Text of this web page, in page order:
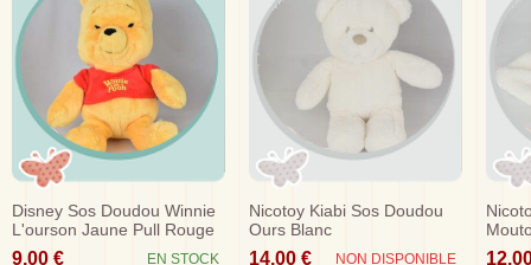
Disney Sos Doudou Winnie
L'ourson Jaune Pull Rouge
Winnie The Pooh...
9,00 € EN STOCK
Nicotoy Kiabi Sos Doudou
Ours Blanc
14,00 € NON DISPONIBLE